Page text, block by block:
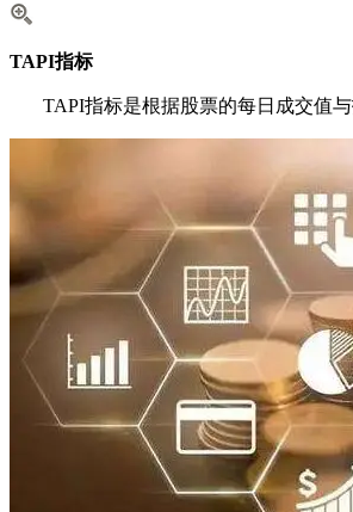
TAPI指标
TAPI指标是根据股票的每日成交值与